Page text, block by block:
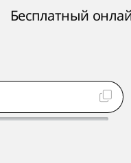
Бесплатный